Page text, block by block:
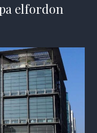
elfordon